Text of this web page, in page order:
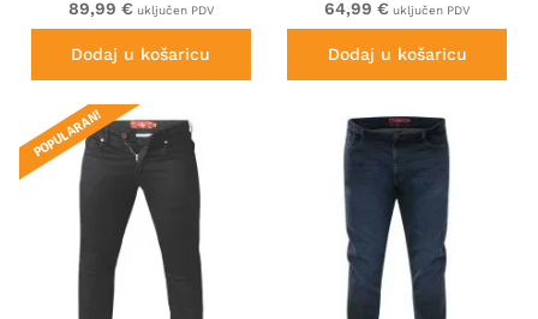
89,99 € uključen PDV
Dodaj u košaricu
64,99 € uključen PDV
Dodaj u košaricu
POPULARAN!